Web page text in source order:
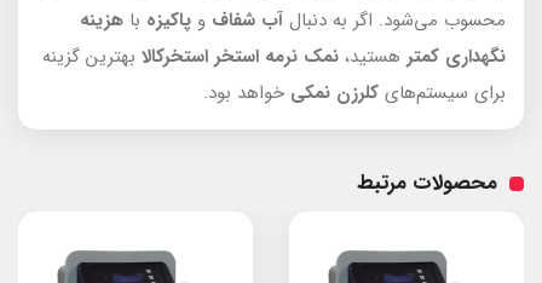
محسوب می‌شود. اگر به دنبال آب شفاف و پاکیزه با هزینه
نگهداری کمتر هستید، نمک نرمه استخر استخرکالا بهترین گزینه
برای سیستم‌های کلرزن نمکی خواهد بود.
محصولات مرتبط